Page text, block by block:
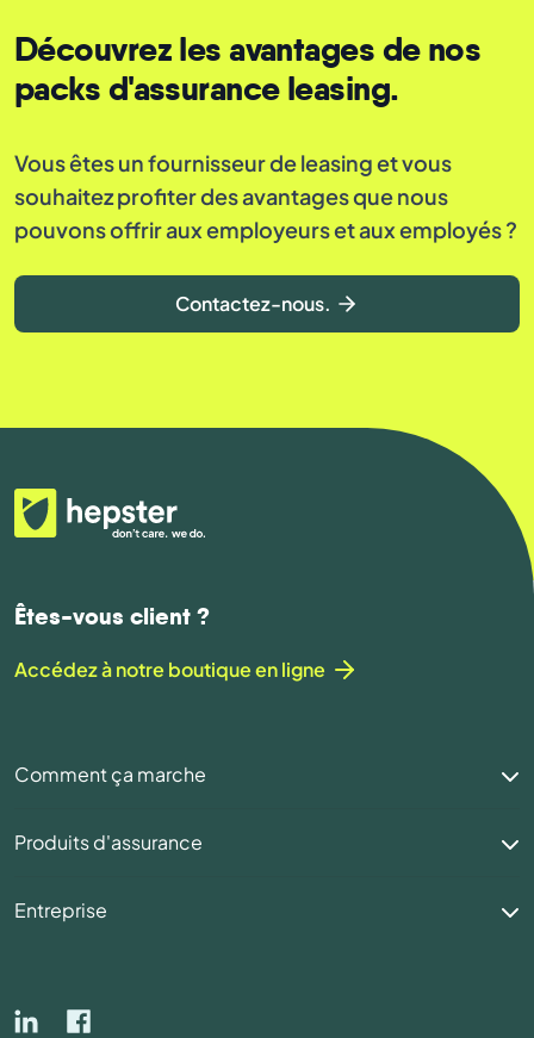
Découvrez les avantages de nos
packs d'assurance leasing.
Vous êtes un fournisseur de leasing et vous
souhaitez profiter des avantages que nous
pouvons offrir aux employeurs et aux employés ?
Contactez-nous.
Êtes-vous client ?
Accédez à notre boutique en ligne
Comment ça marche
Produits d'assurance
Entreprise